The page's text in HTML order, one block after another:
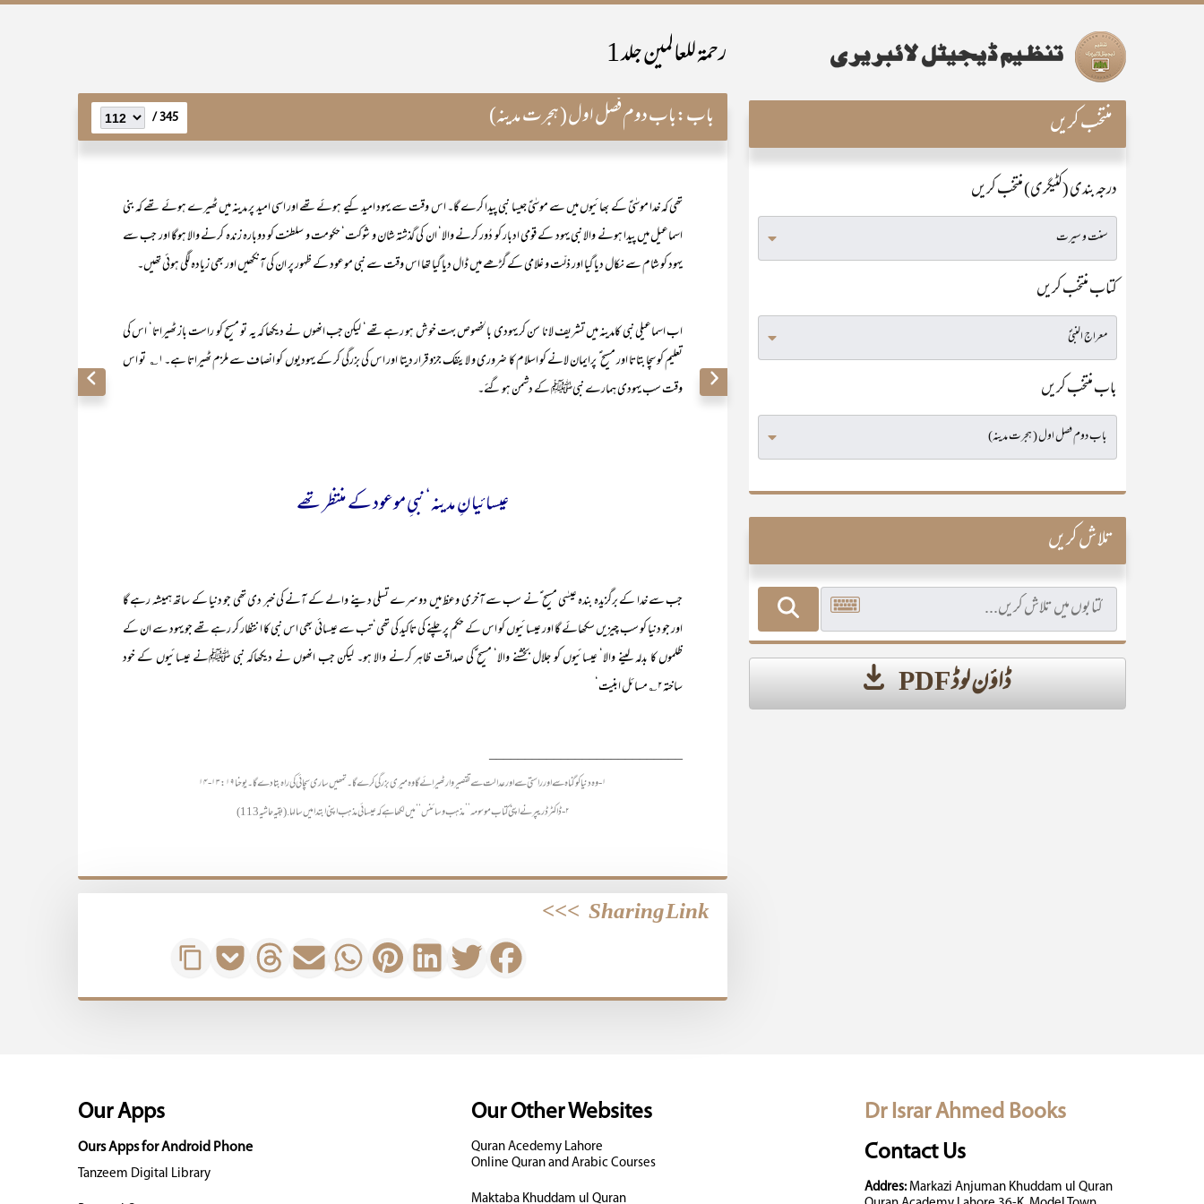
رحمۃ للعالمین جلد 1
باب:باب دوم فصل اول ( ہجرت مدینہ) 345 /
تھی کہ خدا موسٰیؑ کے بھائیوں میں سے موسٰیؑ جیسا نبی پیدا کرے گا۔ اس وقت سے یہود امید کیے ہوئے تھے اور اسی امید پر مدینہ میں ٹھیرے ہوئے تھے کہ بنی
اسماعیل میں پیدا ہونے والا نبی یہود کے قومی ادبار کو دُور کرنے والا‘ ان کی گذشتہ شان و شوکت‘ حکومت و سلطنت کو دوبارہ زندہ کرنے والا ہوگا اور جب سے
یہود کو شام سے نکال دیا گیا اور ذلّت و غلامی کے گڑھے میں ڈال دیا گیا تھا اس وقت سے نبی موعود کے ظہور پر ان کی آنکھیں اور بھی زیادہ لگی ہوئی تھیں۔
اب اسماعیلی نبی کامدینہ میں تشریف لانا سن کر یہودی بالخصوص بہت خوش ہو رہے تھے‘ لیکن جب انھوں نے دیکھا کہ یہ تو مسیح کو راست باز ٹھیراتا‘ اس کی
تعلیم کو سچا بتاتا اور مسیح ؑ پرایمان لانے کو اسلام کا ضروری و لاینفک جزو قرار دیتا اور اس کی بزرگی کر کے یہودیوں کو انصاف سے ملزم ٹھیراتا ہے۔۱؎ تو اس
وقت سب یہودی ہمارے نبیﷺ کے دشمن ہو گئے۔
عیسائیانِ مدینہ‘ نبیِ موعود کے منتظر تھے
جب سے خدا کے برگزیدہ بندہ عیسٰی مسیح ؑنے سب سے آخری وعظ میں دوسرے تسلی دینے والے کے آنے کی خبر دی تھی جو دنیا کے ساتھ ہمیشہ رہے گا
اور جو دنیا کو سب چیزیں سکھائے گا اور عیسائیوں کو اس کے حکم پر چلنے کی تاکید کی تھی‘ تب سے عیسائی بھی اس نبی کا انتظار کر رہے تھے جو یہود سے ان کے
ظلموں کا بدلہ لینے والا‘ عیسائیوں کو جلال بخشنے والا‘ مسیح ؑکی صداقت ظاہر کرنے والا ہو۔ لیکن جب انھوں نے دیکھاکہ نبی ﷺنے عیسائیوں کے خود
ساختہ۲؎ مسائل ابنیت‘
___________________________
۱- وہ دنیا کو گناہ سے اور راستی سے اور عدالت سے تقصیر وار ٹھیرائے گا وہ میری بزرگی کرے گا۔ تمھیں ساری سچائی کی راہ بتا دے گا۔ یوحنا ۱۹: ۱۳- ۱۴
۲- ڈاکٹر ڈریپر نے اپنی کتاب موسومہ ’’مذہب و سائنس‘‘ میں لکھا ہے کہ عیسائی مذہب اپنی ابتدامیں سالہا.(بقیہ حاشیہ 113)
Sharing Link
>>>
منتخب کریں
درجہ بندی (کٹیگری) منتخب کریں
کتاب منتخب کریں
باب منتخب کریں
تلاش کریں
ڈاؤن لوڈ PDF
Dr Israr Ahmed Books
Contact Us
Addres:Markazi Anjuman Khuddam ul Quran
Our Other Websites
Quran Acedemy Lahore
Online Quran and Arabic Courses
Maktaba Khuddam ul Quran
Our Apps
Ours Apps for Android Phone
Tanzeem Digital Library